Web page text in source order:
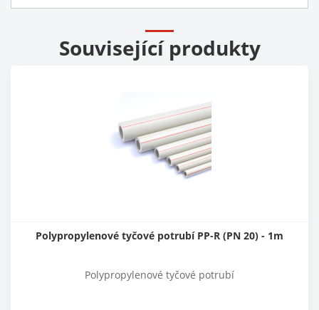
Související produkty
Polypropylenové tyčové potrubí PP-R (PN 20) - 1m
Polypropylenové tyčové potrubí